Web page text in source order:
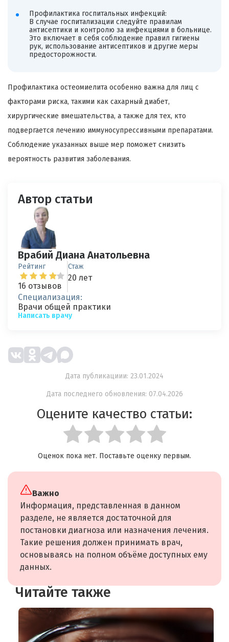
Профилактика госпитальных инфекций:
В случае госпитализации следуйте правилам
антисептики и контролю за инфекциями в больнице.
Это включает в себя соблюдение правил гигиены
рук, использование антисептиков и другие меры
предосторожности.
Профилактика остеомиелита особенно важна для лиц с
факторами риска, такими как сахарный диабет,
хирургические вмешательства, а также для тех, кто
подвергается лечению иммуносупрессивными препаратами.
Соблюдение указанных выше мер поможет снизить
вероятность развития заболевания.
Автор статьи
Врабий Диана Анатольевна
Рейтинг
16 отзывов
Стаж
20 лет
Специализация:
Врачи общей практики
Написать врачу
Дата публикациии: 23.01.2024
Дата последнего обновления: 07.04.2026
Оцените качество статьи:
Оценок пока нет. Поставьте оценку первым.
Важно
Информация, представленная в данном
разделе, не является достаточной для
постановки диагноза или назначения лечения.
Такие решения должен принимать врач,
основываясь на полном объёме доступных ему
данных.
Читайте также